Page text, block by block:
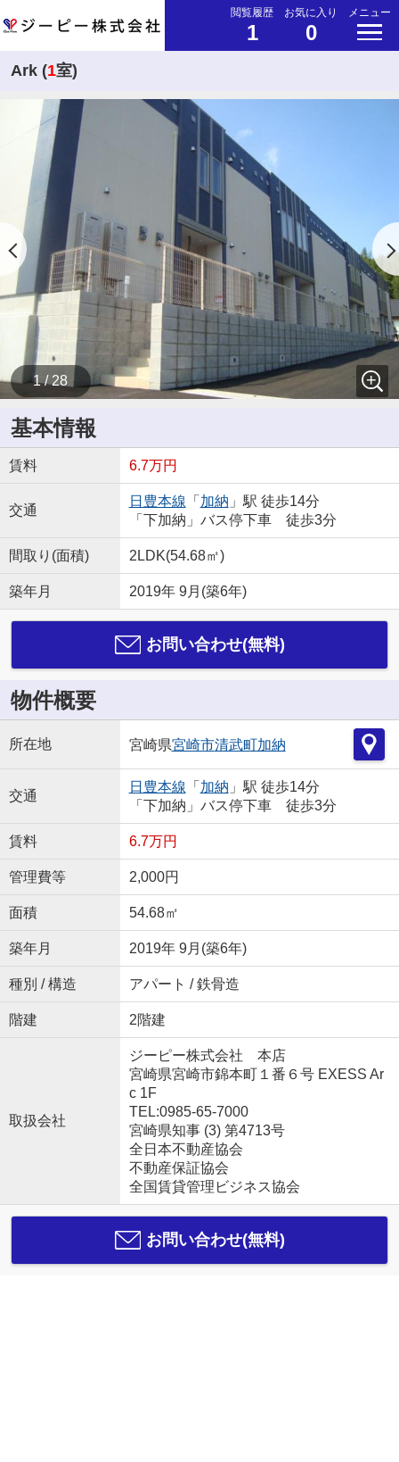
閲覧履歴
1
お気に入り
0
メニュー
Ark (1室)
1 / 28
基本情報
賃料 6.7万円
交通
日豊本線 「 加納 」駅 徒歩14分
「下加納」バス停下車 徒歩3分
間取り(面積) 2LDK(54.68㎡)
築年月 2019年 9月(築6年)
お問い合わせ(無料)
物件概要
所在地 宮崎県宮崎市清武町加納
交通
日豊本線 「 加納 」駅 徒歩14分
「下加納」バス停下車 徒歩3分
賃料 6.7万円
管理費等 2,000円
面積 54.68㎡
築年月 2019年 9月(築6年)
種別 / 構造 アパート / 鉄骨造
階建 2階建
取扱会社
ジーピー株式会社 本店
宮崎県宮崎市錦本町１番６号 EXESS Ar
c 1F
TEL:0985-65-7000
宮崎県知事 (3) 第4713号
全日本不動産協会
不動産保証協会
全国賃貸管理ビジネス協会
お問い合わせ(無料)